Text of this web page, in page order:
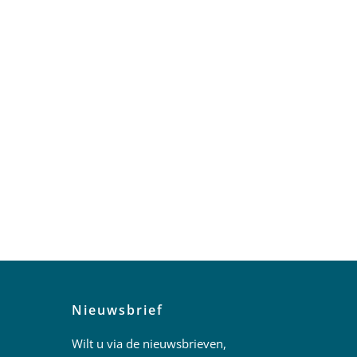
Nieuwsbrief
Wilt u via de nieuwsbrieven,